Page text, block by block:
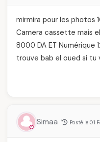
mirmira pour les photos
Camera cassette mais
8000 DA ET Numérique
trouve bab el oued si
Simaa Posté le 01